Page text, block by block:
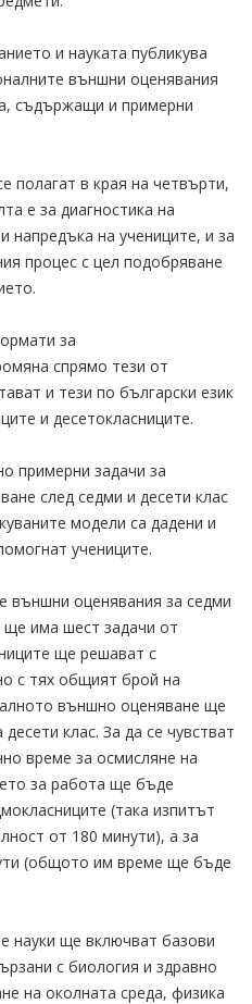
и науката публикува
външни оценявания
съдържащи и примерни
полагат в края на четвърти,
е за диагностика на
напредъка на учениците, и за
процес с цел подобряване
за
спрямо тези от
и тези по български език
и десетокласниците.
примерни задачи за
след седми и десети клас
модели са дадени и
учениците.
външни оценявания за седми
ще има шест задачи от
ще решават с
с тях общият брой на
външно оценяване ще
клас. За да се чувстват
време за осмисляне на
за работа ще бъде
(така изпитът
от 180 минути), а за
(общото им време ще бъде
науки ще включват базови
с биология и здравно
на околната среда, физика